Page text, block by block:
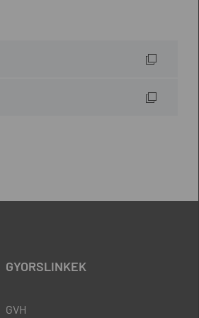
GYORSLINKEK
GVH